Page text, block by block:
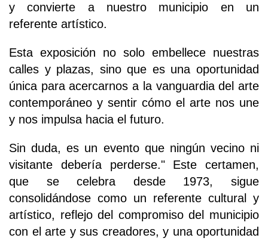
y convierte a nuestro municipio en un
referente artístico.
Esta exposición no solo embellece nuestras
calles y plazas, sino que es una oportunidad
única para acercarnos a la vanguardia del arte
contemporáneo y sentir cómo el arte nos une
y nos impulsa hacia el futuro.
Sin duda, es un evento que ningún vecino ni
visitante debería perderse." Este certamen,
que se celebra desde 1973, sigue
consolidándose como un referente cultural y
artístico, reflejo del compromiso del municipio
con el arte y sus creadores, y una oportunidad